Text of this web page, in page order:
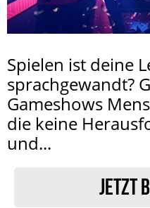
Spielen ist deine
sprachgewandt?
Gameshows
die keine
und...
JETZT